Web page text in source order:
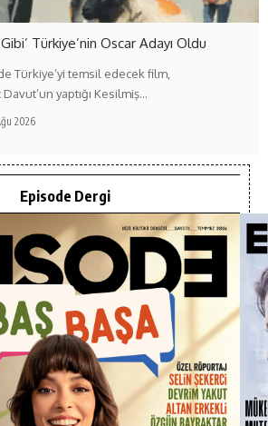
Türkiye’nin Oscar Adayı Oldu
Türkiye’yi temsil edecek film,
yaptığı Kesilmiş…
2026
Episode Dergi